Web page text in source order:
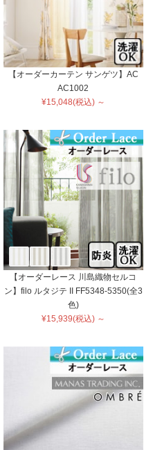
【オーダーカーテン サンゲツ】AC
AC1002
¥15,048(税込) ～
【オーダーレース 川島織物セルコ
ン】filo ルタジテ II FF5348-5350(全3
色)
¥15,939(税込) ～